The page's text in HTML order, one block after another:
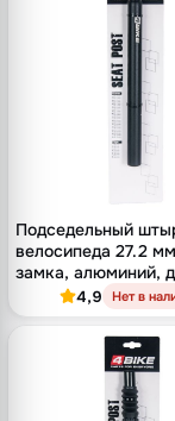
Подседельный
велосипеда 27.2
замка, алюминий,
мм, чёрный
4,9 Нет в